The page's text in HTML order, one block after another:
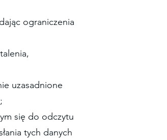
ograniczenia
uzasadnione
się do odczytu
tych danych